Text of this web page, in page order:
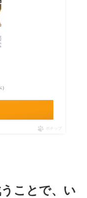
ポチップ
ことで、い